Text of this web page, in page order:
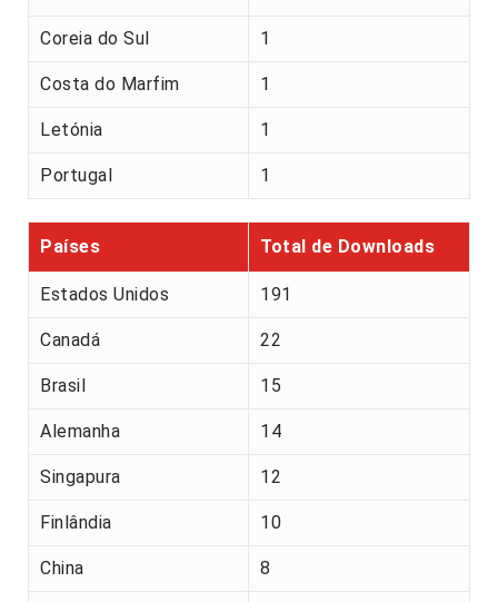
Coreia do Sul 1
Costa do Marfim 1
Letónia 1
Portugal 1
Países Total de Downloads
Estados Unidos 191
Canadá 22
Brasil 15
Alemanha 14
Singapura 12
Finlândia 10
China 8